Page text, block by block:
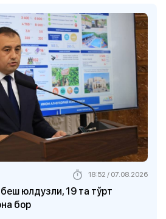
юлдузли, 19 та тўрт
бор
18:52 / 07.08.2026